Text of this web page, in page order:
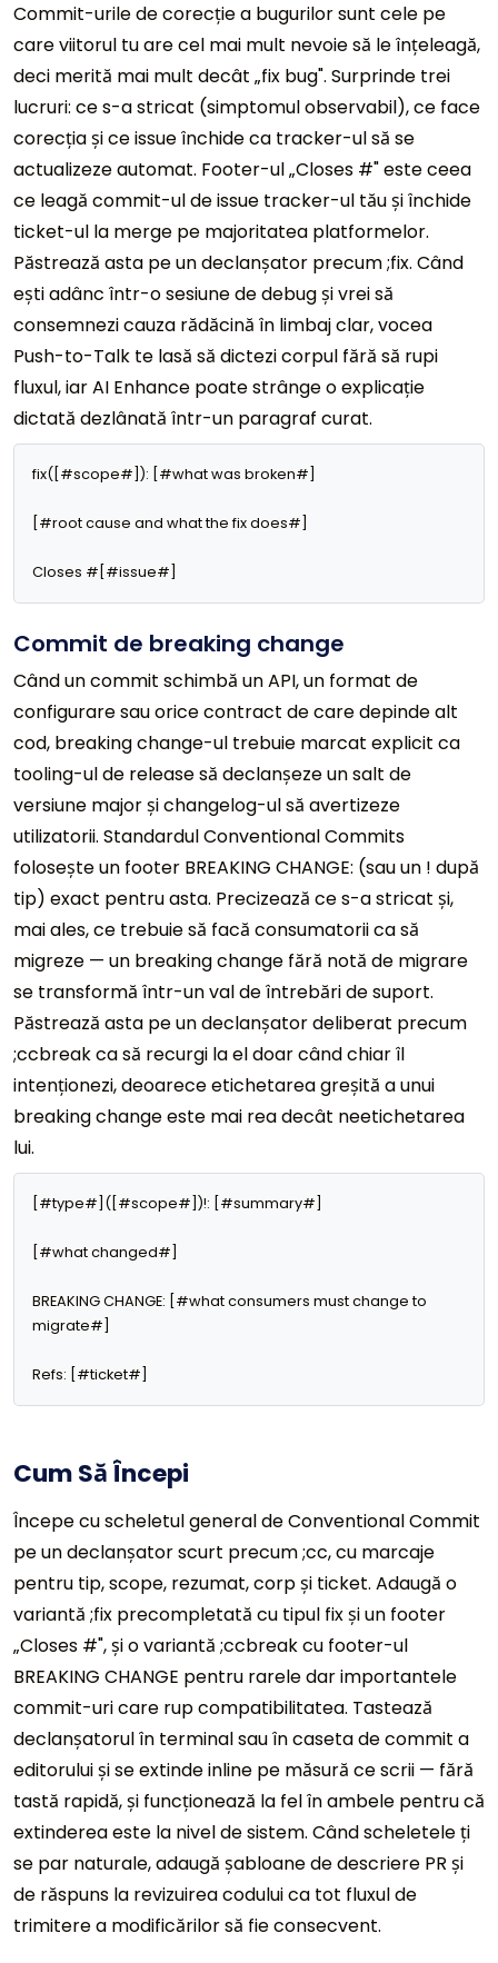
Commit-urile de corecție a bugurilor sunt cele pe
care viitorul tu are cel mai mult nevoie să le înțeleagă,
deci merită mai mult decât „fix bug". Surprinde trei
lucruri: ce s-a stricat (simptomul observabil), ce face
corecția și ce issue închide ca tracker-ul să se
actualizeze automat. Footer-ul „Closes #" este ceea
ce leagă commit-ul de issue tracker-ul tău și închide
ticket-ul la merge pe majoritatea platformelor.
Păstrează asta pe un declanșator precum ;fix. Când
ești adânc într-o sesiune de debug și vrei să
consemnezi cauza rădăcină în limbaj clar, vocea
Push-to-Talk te lasă să dictezi corpul fără să rupi
fluxul, iar AI Enhance poate strânge o explicație
dictată dezlânată într-un paragraf curat.
fix([#scope#]): [#what was broken#]
[#root cause and what the fix does#]
Closes #[#issue#]
Commit de breaking change
Când un commit schimbă un API, un format de
configurare sau orice contract de care depinde alt
cod, breaking change-ul trebuie marcat explicit ca
tooling-ul de release să declanșeze un salt de
versiune major și changelog-ul să avertizeze
utilizatorii. Standardul Conventional Commits
folosește un footer BREAKING CHANGE: (sau un ! după
tip) exact pentru asta. Precizează ce s-a stricat și,
mai ales, ce trebuie să facă consumatorii ca să
migreze — un breaking change fără notă de migrare
se transformă într-un val de întrebări de suport.
Păstrează asta pe un declanșator deliberat precum
;ccbreak ca să recurgi la el doar când chiar îl
intenționezi, deoarece etichetarea greșită a unui
breaking change este mai rea decât neetichetarea
lui.
[#type#]([#scope#])!: [#summary#]
[#what changed#]
BREAKING CHANGE: [#what consumers must change to
migrate#]
Refs: [#ticket#]
Cum Să Începi
Începe cu scheletul general de Conventional Commit
pe un declanșator scurt precum ;cc, cu marcaje
pentru tip, scope, rezumat, corp și ticket. Adaugă o
variantă ;fix precompletată cu tipul fix și un footer
„Closes #", și o variantă ;ccbreak cu footer-ul
BREAKING CHANGE pentru rarele dar importantele
commit-uri care rup compatibilitatea. Tastează
declanșatorul în terminal sau în caseta de commit a
editorului și se extinde inline pe măsură ce scrii — fără
tastă rapidă, și funcționează la fel în ambele pentru că
extinderea este la nivel de sistem. Când scheletele ți
se par naturale, adaugă șabloane de descriere PR și
de răspuns la revizuirea codului ca tot fluxul de
trimitere a modificărilor să fie consecvent.